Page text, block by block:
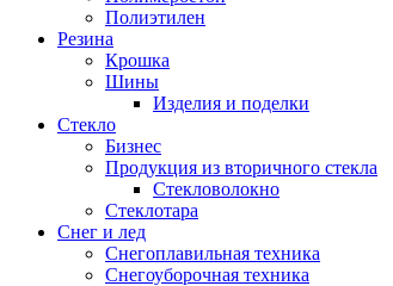
Полиэтилен
Резина
Крошка
Шины
Изделия и поделки
Стекло
Бизнес
Продукция из вторичного стекла
Стекловолокно
Стеклотара
Снег и лед
Снегоплавильная техника
Снегоуборочная техника